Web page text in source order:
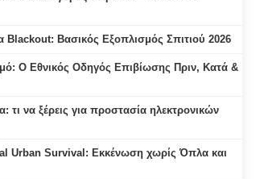
Blackout: Βασικός Εξοπλισμός Σπιτιού 2026
Ο Εθνικός Οδηγός Επιβίωσης Πριν, Κατά &
τι να ξέρεις για προστασία ηλεκτρονικών
Urban Survival: Εκκένωση χωρίς Όπλα και